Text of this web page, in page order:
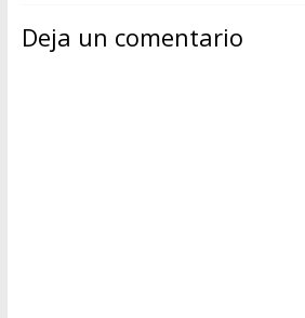
Deja un comentario